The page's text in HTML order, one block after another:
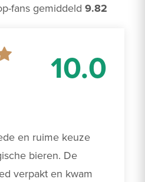
fans gemiddeld 9.82
10.0
en ruime keuze
bieren. De
verpakt en kwam